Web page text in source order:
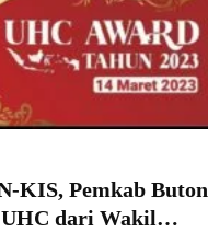
KIS, Pemkab Buton
UHC dari Wakil